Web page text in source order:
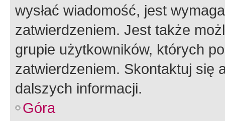
wysłać wiadomość, jest
zatwierdzeniem. Jest także
grupie użytkowników, których
zatwierdzeniem. Skontaktuj się
dalszych informacji.
Góra